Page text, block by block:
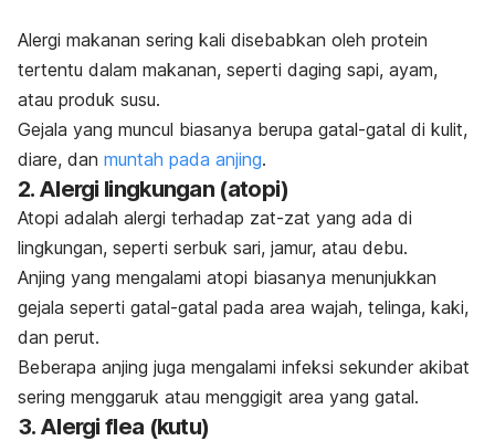
Alergi makanan sering kali disebabkan oleh protein
tertentu dalam makanan, seperti daging sapi, ayam,
atau produk susu.
Gejala yang muncul biasanya berupa gatal-gatal di kulit,
diare, dan muntah pada anjing.
2. Alergi lingkungan (atopi)
Atopi adalah alergi terhadap zat-zat yang ada di
lingkungan, seperti serbuk sari, jamur, atau debu.
Anjing yang mengalami atopi biasanya menunjukkan
gejala seperti gatal-gatal pada area wajah, telinga, kaki,
dan perut.
Beberapa anjing juga mengalami infeksi sekunder akibat
sering menggaruk atau menggigit area yang gatal.
3. Alergi flea (kutu)